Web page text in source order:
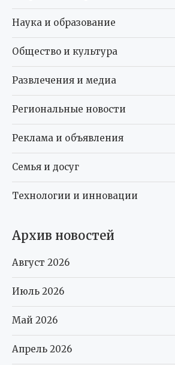
Наука и образование
Общество и культура
Развлечения и медиа
Региональные новости
Реклама и объявления
Семья и досуг
Технологии и инновации
Архив новостей
Август 2026
Июль 2026
Май 2026
Апрель 2026